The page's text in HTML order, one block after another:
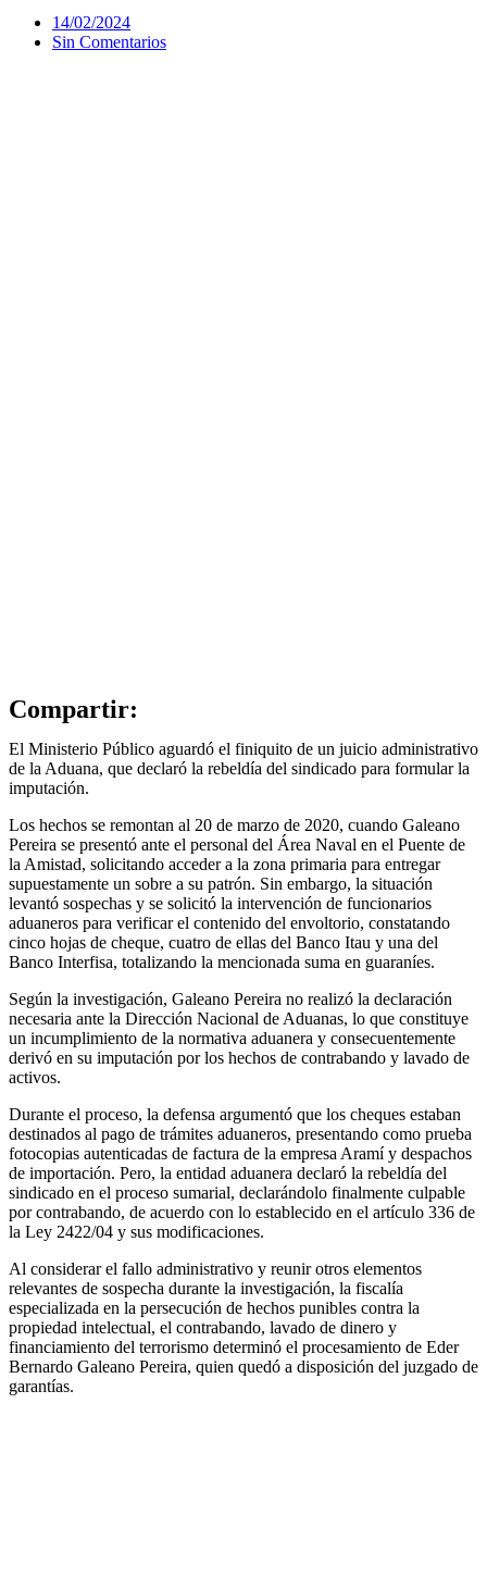
14/02/2024
Sin Comentarios
Compartir:
El Ministerio Público aguardó el finiquito de un juicio administrativo
de la Aduana, que declaró la rebeldía del sindicado para formular la
imputación.
Los hechos se remontan al 20 de marzo de 2020, cuando Galeano
Pereira se presentó ante el personal del Área Naval en el Puente de
la Amistad, solicitando acceder a la zona primaria para entregar
supuestamente un sobre a su patrón. Sin embargo, la situación
levantó sospechas y se solicitó la intervención de funcionarios
aduaneros para verificar el contenido del envoltorio, constatando
cinco hojas de cheque, cuatro de ellas del Banco Itau y una del
Banco Interfisa, totalizando la mencionada suma en guaraníes.
Según la investigación, Galeano Pereira no realizó la declaración
necesaria ante la Dirección Nacional de Aduanas, lo que constituye
un incumplimiento de la normativa aduanera y consecuentemente
derivó en su imputación por los hechos de contrabando y lavado de
activos.
Durante el proceso, la defensa argumentó que los cheques estaban
destinados al pago de trámites aduaneros, presentando como prueba
fotocopias autenticadas de factura de la empresa Aramí y despachos
de importación. Pero, la entidad aduanera declaró la rebeldía del
sindicado en el proceso sumarial, declarándolo finalmente culpable
por contrabando, de acuerdo con lo establecido en el artículo 336 de
la Ley 2422/04 y sus modificaciones.
Al considerar el fallo administrativo y reunir otros elementos
relevantes de sospecha durante la investigación, la fiscalía
especializada en la persecución de hechos punibles contra la
propiedad intelectual, el contrabando, lavado de dinero y
financiamiento del terrorismo determinó el procesamiento de Eder
Bernardo Galeano Pereira, quien quedó a disposición del juzgado de
garantías.